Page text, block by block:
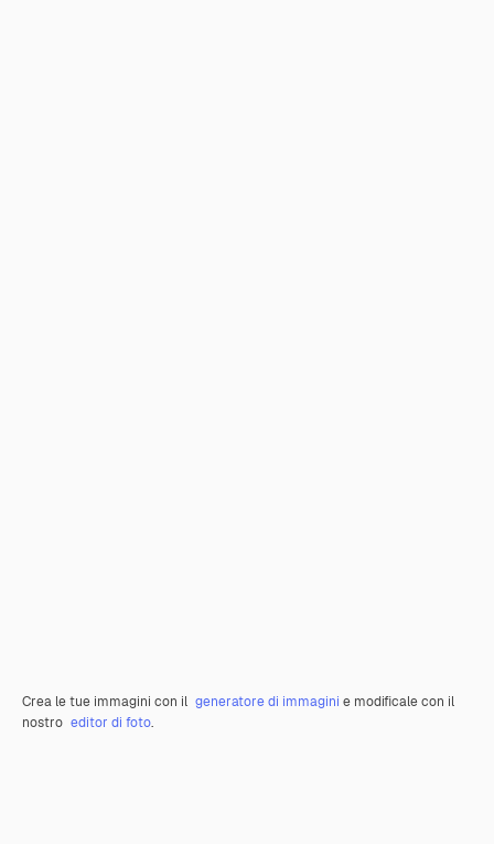
Crea le tue immagini con il generatore di immagini e modificale con il
nostro editor di foto.